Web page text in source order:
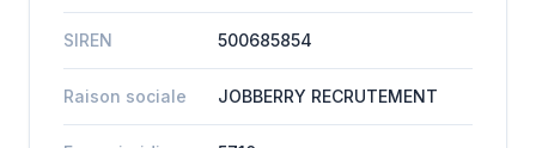
SIREN 500685854
Raison sociale JOBBERRY RECRUTEMENT